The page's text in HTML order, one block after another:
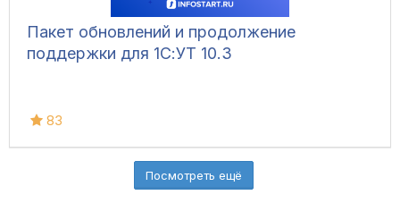
Пакет обновлений и продолжение
поддержки для 1С:УТ 10.3
83
Посмотреть ещё